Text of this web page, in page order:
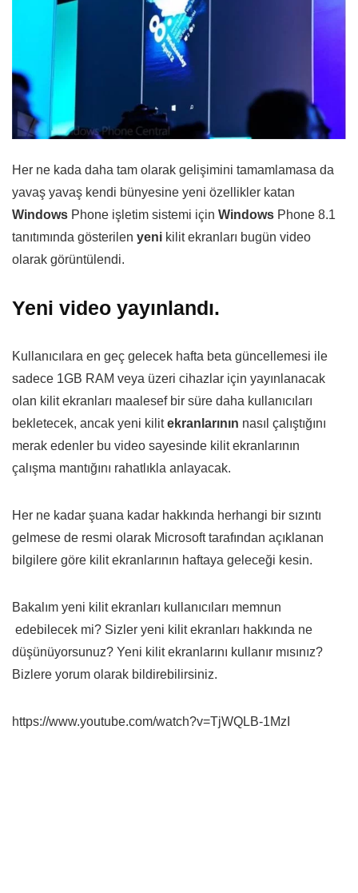
Her ne kada daha tam olarak gelişimini tamamlamasa da
yavaş yavaş kendi bünyesine yeni özellikler katan
Windows Phone işletim sistemi için Windows Phone 8.1
tanıtımında gösterilen yeni kilit ekranları bugün video
olarak görüntülendi.
Yeni video yayınlandı.
Kullanıcılara en geç gelecek hafta beta güncellemesi ile
sadece 1GB RAM veya üzeri cihazlar için yayınlanacak
olan kilit ekranları maalesef bir süre daha kullanıcıları
bekletecek, ancak yeni kilitekranlarının nasıl çalıştığını
merak edenler bu video sayesinde kilit ekranlarının
çalışma mantığını rahatlıkla anlayacak.
Her ne kadar şuana kadar hakkında herhangi bir sızıntı
gelmese de resmi olarak Microsoft tarafından açıklanan
bilgilere göre kilit ekranlarının haftaya geleceği kesin.
Bakalım yeni kilit ekranları kullanıcıları memnun
edebilecek mi? Sizler yeni kilit ekranları hakkında ne
düşünüyorsunuz? Yeni kilit ekranlarını kullanır mısınız?
Bizlere yorum olarak bildirebilirsiniz.
https://www.youtube.com/watch?v=TjWQLB-1MzI